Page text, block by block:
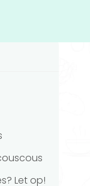
Let op!